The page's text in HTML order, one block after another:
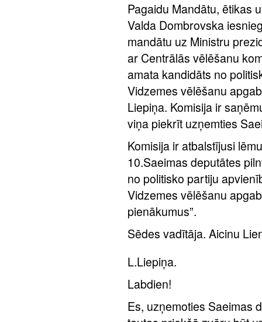
Pagaidu Mandātu, ētikas
Valda Dombrovska
mandātu uz Ministru
ar Centrālās vēlēšanu
amata kandidāts no
Vidzemes vēlēšanu
Liepiņa. Komisija ir
viņa piekrīt uzņemties
Komisija ir atbalstījusi
10.Saeimas deputātes
no politisko partiju
Vidzemes vēlēšanu
pienākumus”.
Sēdes vadītāja. Aicinu
L.Liepiņa.
Labdien!
Es, uzņemoties Saeimas